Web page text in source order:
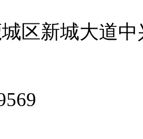
区新城大道中